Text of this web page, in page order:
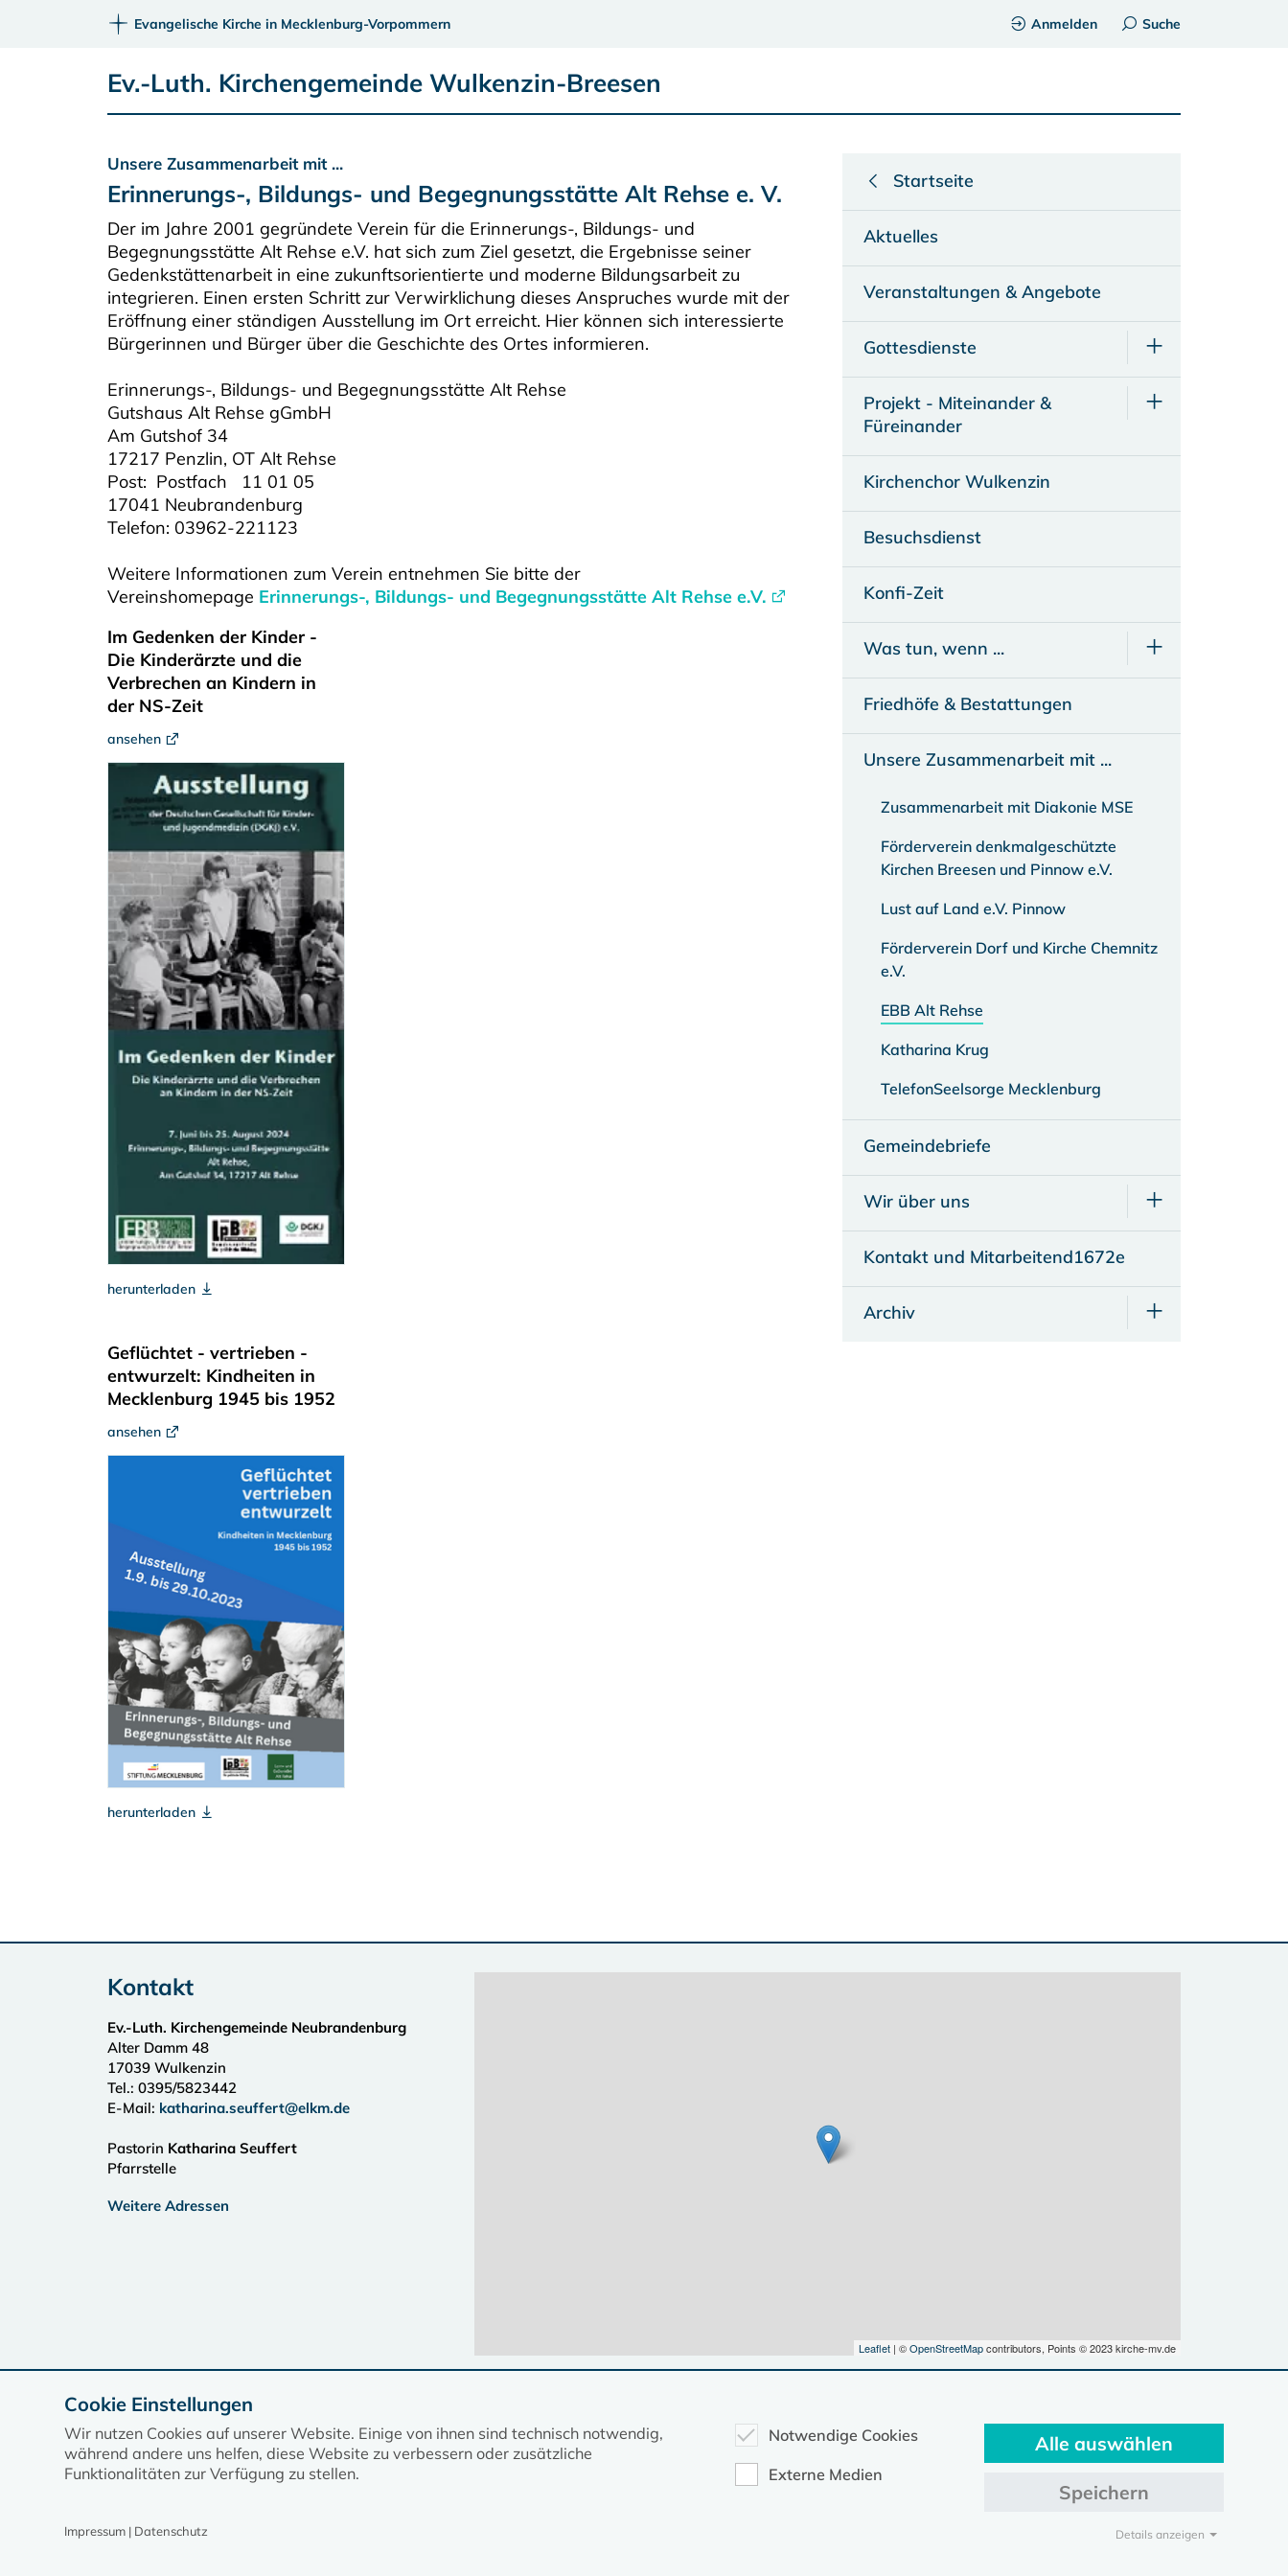
Evangelische Kirche in Mecklenburg-Vorpommern Anmelden Suche
Ev.-Luth. Kirchengemeinde Wulkenzin-Breesen
Unsere Zusammenarbeit mit ...
Erinnerungs-, Bildungs- und Begegnungsstätte Alt Rehse e. V.
Der im Jahre 2001 gegründete Verein für die Erinnerungs-, Bildungs- und
Begegnungsstätte Alt Rehse e.V. hat sich zum Ziel gesetzt, die Ergebnisse seiner
Gedenkstättenarbeit in eine zukunftsorientierte und moderne Bildungsarbeit zu
integrieren. Einen ersten Schritt zur Verwirklichung dieses Anspruches wurde mit der
Eröffnung einer ständigen Ausstellung im Ort erreicht. Hier können sich interessierte
Bürgerinnen und Bürger über die Geschichte des Ortes informieren.
Erinnerungs-, Bildungs- und Begegnungsstätte Alt Rehse
Gutshaus Alt Rehse gGmbH
Am Gutshof 34
17217 Penzlin, OT Alt Rehse
Post: Postfach 11 01 05
17041 Neubrandenburg
Telefon: 03962-221123
Weitere Informationen zum Verein entnehmen Sie bitte der
Vereinshomepage Erinnerungs-, Bildungs- und Begegnungsstätte Alt Rehse e.V.
Im Gedenken der Kinder -
Die Kinderärzte und die
Verbrechen an Kindern in
der NS-Zeit
ansehen
herunterladen
Geflüchtet - vertrieben -
entwurzelt: Kindheiten in
Mecklenburg 1945 bis 1952
ansehen
herunterladen
Startseite
Aktuelles
Veranstaltungen & Angebote
Gottesdienste
Projekt - Miteinander &
Füreinander
Kirchenchor Wulkenzin
Besuchsdienst
Konfi-Zeit
Was tun, wenn ...
Friedhöfe & Bestattungen
Unsere Zusammenarbeit mit ...
Zusammenarbeit mit Diakonie MSE
Förderverein denkmalgeschützte
Kirchen Breesen und Pinnow e.V.
Lust auf Land e.V. Pinnow
Förderverein Dorf und Kirche Chemnitz
e.V.
EBB Alt Rehse
Katharina Krug
TelefonSeelsorge Mecklenburg
Gemeindebriefe
Wir über uns
Kontakt und Mitarbeitend1672e
Archiv
Kontakt
Ev.-Luth. Kirchengemeinde Neubrandenburg
Alter Damm 48
17039 Wulkenzin
Tel.: 0395/5823442
E-Mail: katharina.seuffert@elkm.de
Pastorin Katharina Seuffert
Pfarrstelle
Weitere Adressen
Leaflet| ©OpenStreetMapcontributors, Points © 2023 kirche-mv.de
Diese Seite gehört zum Portal
kirche-mv.de
Evangelische Kirche in Mecklenburg-Vorpommern © 2026
Cookie Einstellungen
Wir nutzen Cookies auf unserer Website. Einige von ihnen sind technisch notwendig,
während andere uns helfen, diese Website zu verbessern oder zusätzliche
Funktionalitäten zur Verfügung zu stellen.
Notwendige Cookies
Externe Medien
Alle auswählen
Speichern
Details anzeigen
Impressum | Datenschutz